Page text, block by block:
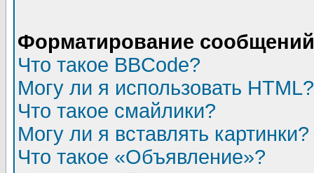
Форматирование
Что такое BBCode?
Могу ли я использовать HTML?
Что такое смайлики?
Могу ли я вставлять картинки?
Что такое «Объявление»?